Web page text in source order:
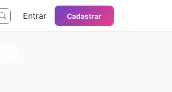
Entrar Cadastrar